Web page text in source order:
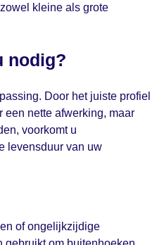
kleine als grote
nodig?
Door het juiste profiel
een nette afwerking, maar
voorkomt u
levensduur van uw
of ongelijkzijdige